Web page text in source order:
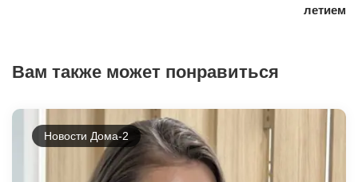
летием
Вам также может понравиться
Новости Дома-2